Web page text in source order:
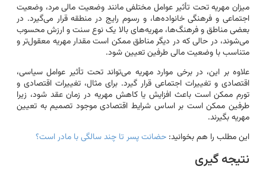
میزان مهریه تحت تأثیر عوامل مختلفی مانند وضعیت مالی مرد، وضعیت
اجتماعی و فرهنگی خانواده‌ها، و رسوم رایج در منطقه قرار می‌گیرد. در
بعضی مناطق و فرهنگ‌ها، مهریه‌های بالا یک نوع سنت و ارزش محسوب
می‌شوند، در حالی که در دیگر مناطق ممکن است مقدار مهریه معقول‌تر و
متناسب با وضعیت مالی طرفین تعیین شود.
علاوه بر این، در برخی موارد مهریه می‌تواند تحت تأثیر عوامل سیاسی،
اقتصادی و تغییرات اجتماعی قرار گیرد. برای مثال، تغییرات اقتصادی و
تورم ممکن است باعث افزایش یا کاهش مهریه در زمان عقد شود، زیرا
طرفین ممکن است بر اساس شرایط اقتصادی موجود تصمیم به تعیین
مهریه بگیرند.
این مطلب را هم بخوانید: حضانت پسر تا چند سالگی با مادر است؟
نتیجه گیری